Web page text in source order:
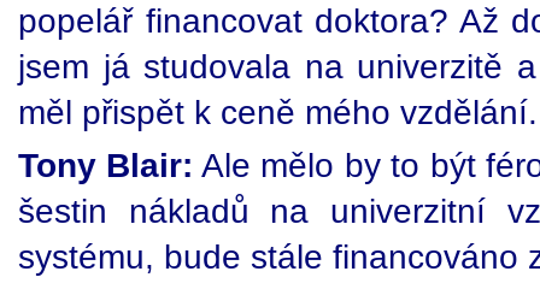
popelář financovat doktora? Až
jsem já studovala na univerzitě
měl přispět k ceně mého vzdělání.
Tony Blair: Ale mělo by to být
šestin nákladů na univerzitní
systému, bude stále financováno